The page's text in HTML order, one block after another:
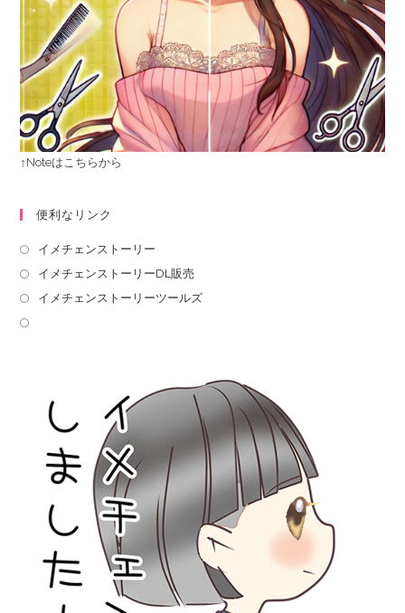
↑Noteはこちらから
便利なリンク
イメチェンストーリー
イメチェンストーリーDL販売
イメチェンストーリーツールズ